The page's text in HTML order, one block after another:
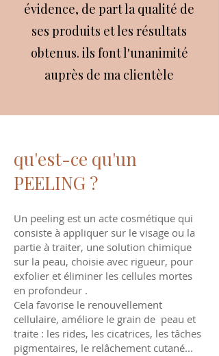
évidence, de part la qualité de
ses produits et les résultats
obtenus. ils font l'unanimité
auprès de ma clientèle
qu'est-ce qu'un
PEELING ?
Un peeling est un acte cosmétique qui
consiste à appliquer sur le visage ou la
partie à traiter, une solution chimique
sur la peau, choisie avec rigueur, pour
exfolier et éliminer les cellules mortes
en profondeur .
Cela favorise le renouvellement
cellulaire, améliore le grain de peau et
traite : les rides, les cicatrices, les tâches
pigmentaires, le relâchement cutané...